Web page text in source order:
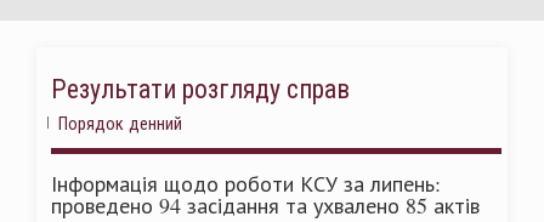
Результати розгляду справ
Порядок денний
Інформація щодо роботи КСУ за липень:
проведено 94 засідання та ухвалено 85 актів